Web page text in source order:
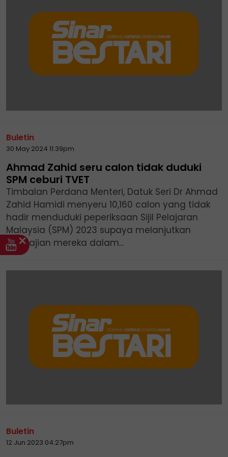
Buletin
30 May 2024 11:39pm
Ahmad Zahid seru calon tidak duduki
SPM ceburi TVET
Timbalan Perdana Menteri, Datuk Seri Dr Ahmad
Zahid Hamidi menyeru 10,160 calon yang tidak
hadir menduduki peperiksaan Sijil Pelajaran
Malaysia (SPM) 2023 supaya melanjutkan
pengajian mereka dalam...
Buletin
12 Jun 2023 04:27pm